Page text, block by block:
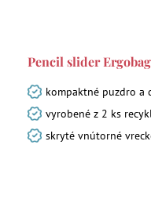
Pencil slider
kompaktné puzdro a
vyrobené z 2 ks
skryté vnútorné